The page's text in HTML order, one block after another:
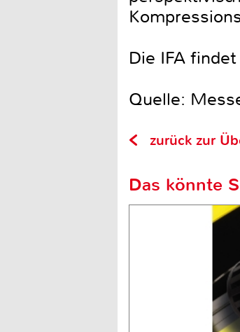
Die IFA
Quelle:
zurück zur
Das könnte